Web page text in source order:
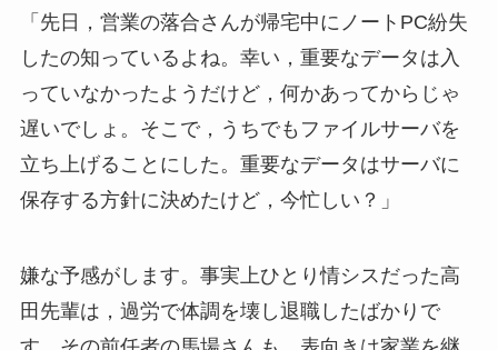
「先日，営業の落合さんが帰宅中にノートPC紛失
したの知っているよね。幸い，重要なデータは入
っていなかったようだけど，何かあってからじゃ
遅いでしょ。そこで，うちでもファイルサーバを
立ち上げることにした。重要なデータはサーバに
保存する方針に決めたけど，今忙しい？」
嫌な予感がします。事実上ひとり情シスだった高
田先輩は，過労で体調を壊し退職したばかりで